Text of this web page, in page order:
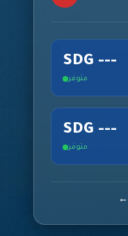
--- SDG
متوفر
--- SDG
متوفر
←